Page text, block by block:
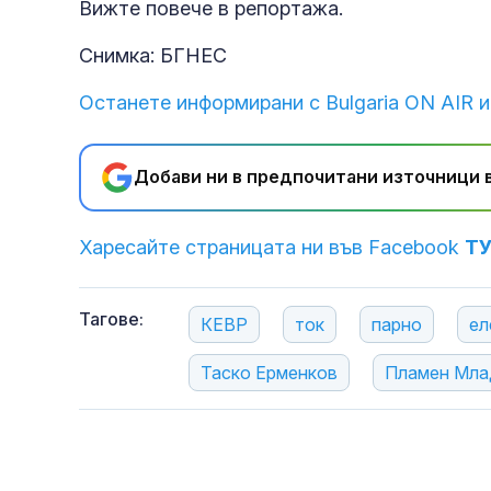
Вижте повече в репортажа.
Снимка: БГНЕС
Останете информирани с Bulgaria ON AIR
Добави ни в предпочитани източници
Харесайте страницата ни във Facebook
Тагове: КЕВР ток парно
Таско Ерменков Пламен